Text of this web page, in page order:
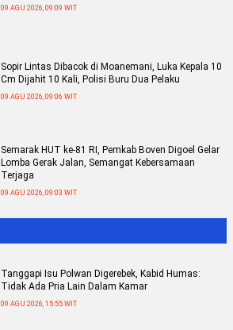
09 AGU 2026, 09:09 WIT
Sopir Lintas Dibacok di Moanemani, Luka Kepala 10
Cm Dijahit 10 Kali, Polisi Buru Dua Pelaku
09 AGU 2026, 09:06 WIT
Semarak HUT ke-81 RI, Pemkab Boven Digoel Gelar
Lomba Gerak Jalan, Semangat Kebersamaan
Terjaga
09 AGU 2026, 09:03 WIT
Tanggapi Isu Polwan Digerebek, Kabid Humas:
Tidak Ada Pria Lain Dalam Kamar
09 AGU 2026, 15:55 WIT